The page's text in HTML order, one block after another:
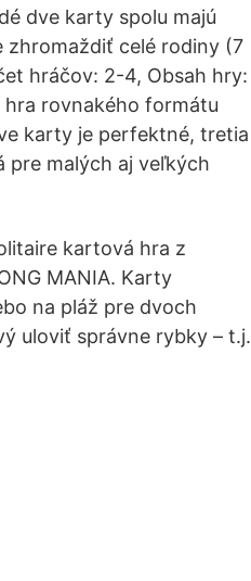
dve karty spolu majú
zhromaždiť celé rodiny (7
hráčov: 2-4, Obsah hry:
rovnakého formátu
karty je perfektné, tretia
pre malých aj veľkých
kartová hra z
MANIA. Karty
na pláž pre dvoch
uloviť správne rybky – t.j.